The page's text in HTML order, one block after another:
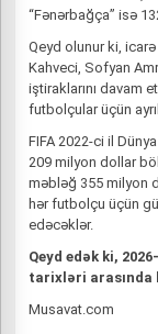
“Fənərbağça” isə
Qeyd olunur ki,
Kahveci, Sofyan
iştiraklarını davam
futbolçular üçün
FIFA 2022-ci il
209 milyon dollar
məbləğ 355 milyon
hər futbolçu üçün
edəcəklər.
Qeyd edək ki,
tarixləri arasında
Musavat.com